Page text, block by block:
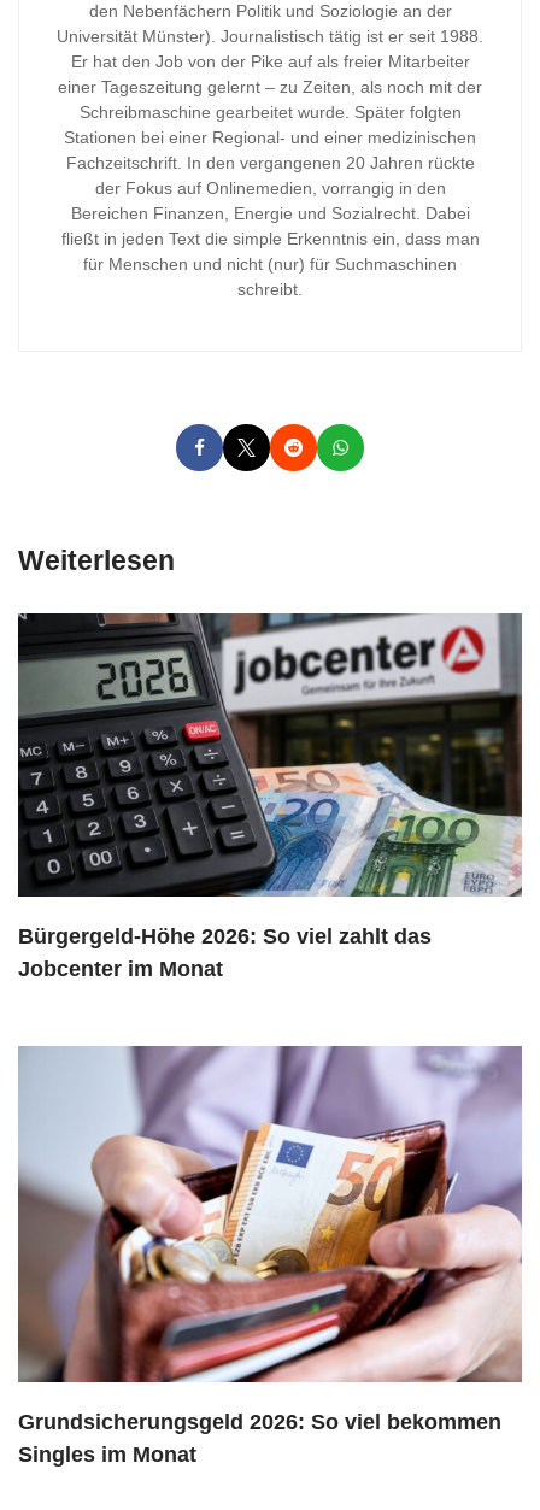
den Nebenfächern Politik und Soziologie an der
Universität Münster). Journalistisch tätig ist er seit 1988.
Er hat den Job von der Pike auf als freier Mitarbeiter
einer Tageszeitung gelernt – zu Zeiten, als noch mit der
Schreibmaschine gearbeitet wurde. Später folgten
Stationen bei einer Regional- und einer medizinischen
Fachzeitschrift. In den vergangenen 20 Jahren rückte
der Fokus auf Onlinemedien, vorrangig in den
Bereichen Finanzen, Energie und Sozialrecht. Dabei
fließt in jeden Text die simple Erkenntnis ein, dass man
für Menschen und nicht (nur) für Suchmaschinen
schreibt.
Weiterlesen
Bürgergeld-Höhe 2026: So viel zahlt das
Jobcenter im Monat
Grundsicherungsgeld 2026: So viel bekommen
Singles im Monat